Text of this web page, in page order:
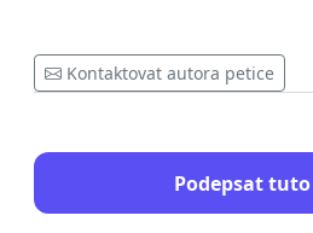
Kontaktovat autora petice
Podepsat